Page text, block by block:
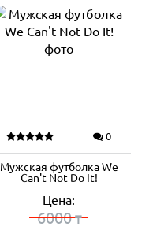
0
Мужская футболка We
Can't Not Do It!
Цена:
6000₸